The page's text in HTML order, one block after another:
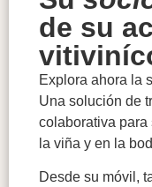
de su
Explora ahora la
Una solución de
colaborativa para
la viña y en la
Desde su móvil,